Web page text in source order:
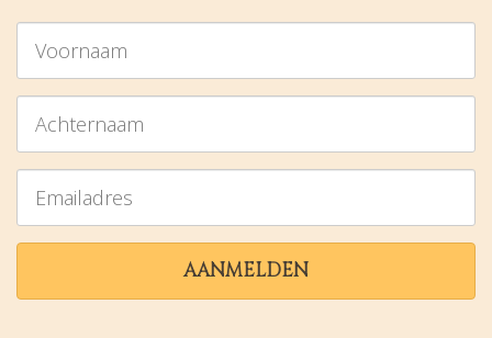
Voornaam
Achternaam
Emailadres
AANMELDEN